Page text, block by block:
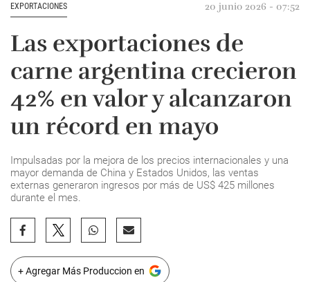
EXPORTACIONES 20 junio 2026 - 07:52
Las exportaciones de
carne argentina crecieron
42% en valor y alcanzaron
un récord en mayo
Impulsadas por la mejora de los precios internacionales y una
mayor demanda de China y Estados Unidos, las ventas
externas generaron ingresos por más de US$ 425 millones
durante el mes.
+ Agregar Más Produccion en